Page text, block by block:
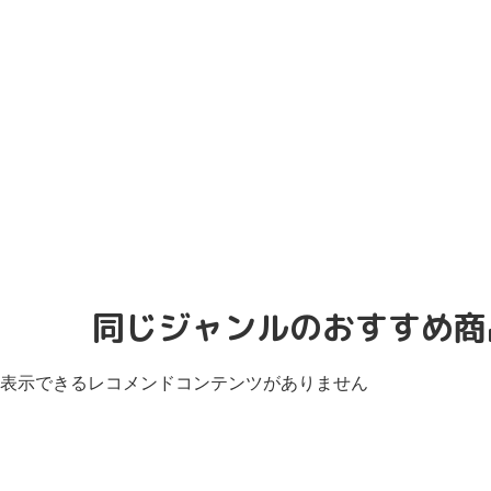
同じジャンルのおすすめ
表示できるレコメンドコンテンツがありません